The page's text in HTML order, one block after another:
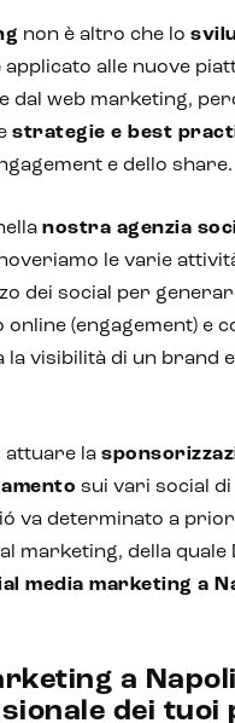
non è altro che lo
applicato alle nuove
dal web marketing,
strategie e best
e dello share.
nostra agenzia
le varie
dei social per
(engagement) e
la visibilità di un brand
attuare la
sui vari social
va determinato a
marketing, della quale
media marketing a
a
dei tuoi